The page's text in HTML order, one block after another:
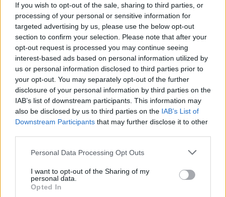
If you wish to opt-out of the sale, sharing to third parties, or
processing of your personal or sensitive information for
targeted advertising by us, please use the below opt-out
section to confirm your selection. Please note that after your
opt-out request is processed you may continue seeing
interest-based ads based on personal information utilized by
us or personal information disclosed to third parties prior to
your opt-out. You may separately opt-out of the further
disclosure of your personal information by third parties on the
IAB’s list of downstream participants. This information may
also be disclosed by us to third parties on the IAB’s List of
Downstream Participants that may further disclose it to other
Personal Data Processing Opt Outs
I want to opt-out of the Sharing of my
personal data.
Opted In
sprzeniewierzył się także cnotom rycerskim,
które powinien był w sobie pielęgnować. Po
tych wydarzeniach popełnił samobójstwo.
Konflikt racji moralnych często stanowi dla
człowieka punkt zwrotny w jego życiu i jest
okazją do przemyślenia tego, co jest dla
niego naprawdę ważne. Zdarza się, że
konfrontacji zwycięsko i płacą życiem za
swoje wartości.